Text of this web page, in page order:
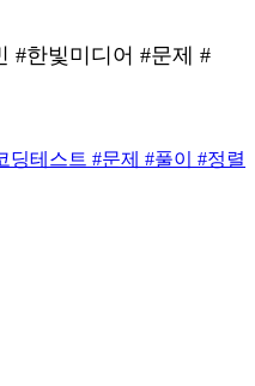
#한빛미디어 #문제 #
딩테스트 #문제 #풀이 #정렬